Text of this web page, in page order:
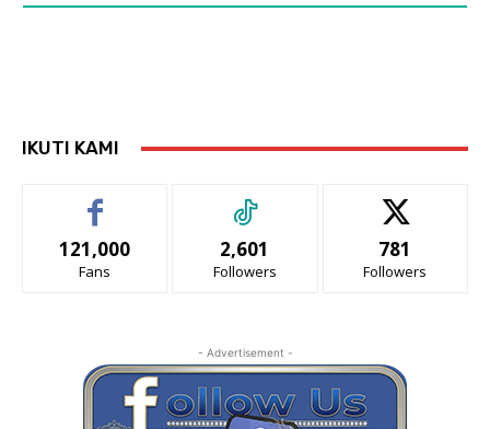
IKUTI KAMI
121,000
Fans
2,601
Followers
781
Followers
- Advertisement -